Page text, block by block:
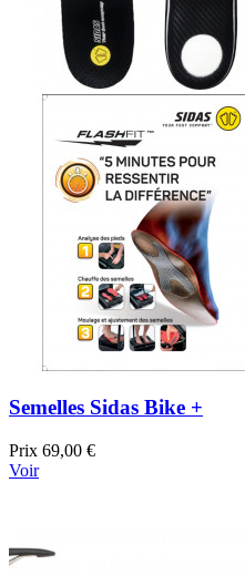
Semelles Sidas Bike +
Prix 69,00 €
Voir